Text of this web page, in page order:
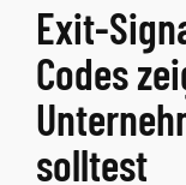
Exit-
Codes
solltest